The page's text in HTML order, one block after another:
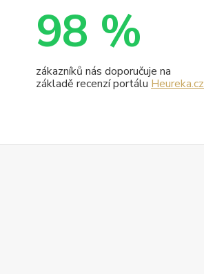
98 %
zákazníků nás doporučuje na
základě recenzí portálu Heureka.cz